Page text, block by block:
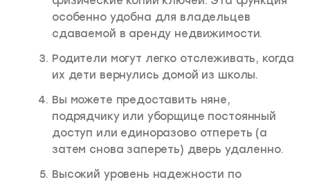
особенно удобна для владельцев
сдаваемой в аренду недвижимости.
Родители могут легко отслеживать, когда
их дети вернулись домой из школы.
Вы можете предоставить няне,
подрядчику или уборщице постоянный
доступ или единоразово отпереть (а
затем снова запереть) дверь удаленно.
Высокий уровень надежности по